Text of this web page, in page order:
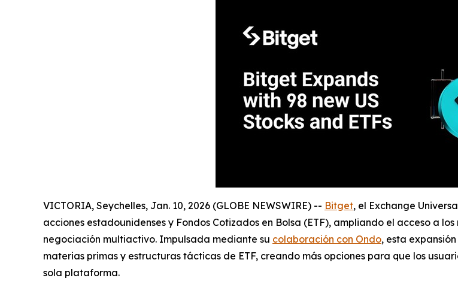
VICTORIA, Seychelles, Jan. 10, 2026 (GLOBE NEWSWIRE) -- Bitget, el Exchange
acciones estadounidenses y Fondos Cotizados en Bolsa (ETF), ampliando el acceso a
negociación multiactivo. Impulsada mediante su colaboración con Ondo, esta
materias primas y estructuras tácticas de ETF, creando más opciones para que los
sola plataforma.